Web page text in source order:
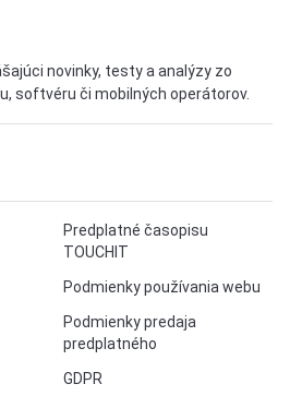
novinky, testy a analýzy zo
softvéru či mobilných operátorov.
Predplatné časopisu
TOUCHIT
Podmienky používania webu
Podmienky predaja
predplatného
GDPR